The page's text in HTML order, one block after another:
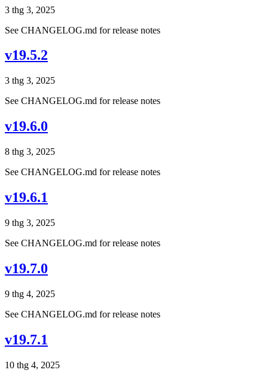
3 thg 3, 2025
See CHANGELOG.md for release notes
v19.5.2
3 thg 3, 2025
See CHANGELOG.md for release notes
v19.6.0
8 thg 3, 2025
See CHANGELOG.md for release notes
v19.6.1
9 thg 3, 2025
See CHANGELOG.md for release notes
v19.7.0
9 thg 4, 2025
See CHANGELOG.md for release notes
v19.7.1
10 thg 4, 2025